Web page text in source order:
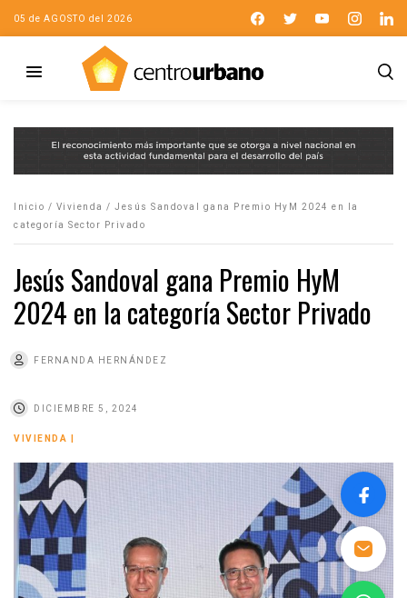
05 de AGOSTO del 2026
Inicio / Vivienda / Jesús Sandoval gana Premio HyM 2024 en la
categoría Sector Privado
Jesús Sandoval gana Premio HyM
2024 en la categoría Sector Privado
FERNANDA HERNÁNDEZ
DICIEMBRE 5, 2024
VIVIENDA